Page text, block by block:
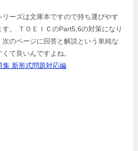
ーズは文庫本ですので持ち運びやす
す。 ＴＯＥＩＣのPart5,6の対策になり
次のページに回答と解説という単純な
て良いんですよね。
集 新形式問題対応編